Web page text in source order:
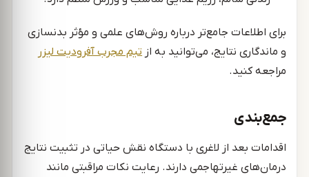
برای اطلاعات جامع‌تر درباره روش‌های علمی و مؤثر بدنسازی
و ماندگاری نتایج، می‌توانید به از تیم مجرب آفرودیت لیزر
مراجعه کنید.
جمع‌بندی
اقدامات بعد از لاغری با دستگاه نقش حیاتی در تثبیت نتایج
درمان‌های غیرتهاجمی دارند. رعایت نکات مراقبتی مانند